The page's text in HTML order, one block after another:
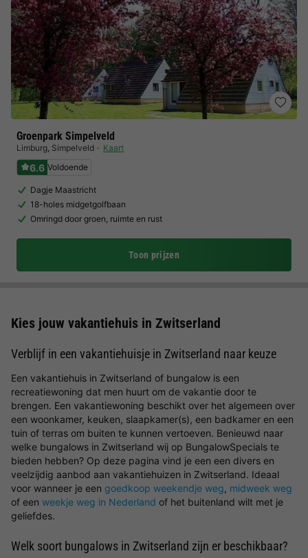
Groenpark Simpelveld
Limburg, Simpelveld Kaart
6.6 Voldoende
Dagje Maastricht
18-holes midgetgolfbaan
Omringd door groen, ruimte en rust
Toon prijzen
Kies jouw vakantiehuis in Zwitserland
Verblijf in een vakantiehuisje in Zwitserland naar keuze
Een vakantiehuis in Zwitserland of bungalow is een
recreatiewoning dat men huurt om de vakantie door te
brengen. Een vakantiewoning beschikt over het algemeen over
een woonkamer, keuken, slaapkamer(s), een badkamer en een
tuin of terras om buiten te kunnen vertoeven. Benieuwd naar
welke bungalows in Zwitserland wij op BungalowSpecials te
bieden hebben? Op deze pagina vind je een een divers en
veelzijdig aanbod aan vakantiehuizen in Zwitserland. Ideaal
voor wanneer je een goedkoop weekendje weg, midweek weg
of een weekje weg in Nederland of het buitenland wilt met je
geliefdes.
Welk soort bungalows in Zwitserland zijn er beschikbaar?